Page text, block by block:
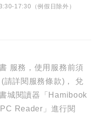
17:30（例假日除外）
服務，使用服務前須
請詳閱服務條款)， 兌
城閱讀器「Hamibook
Reader」進行閱